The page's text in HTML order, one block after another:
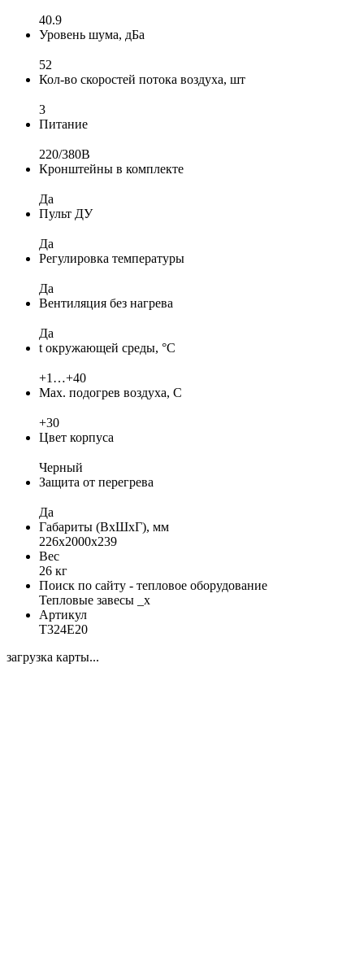
40.9
Уровень шума, дБа
52
Кол-во скоростей потока воздуха, шт
3
Питание
220/380B
Кронштейны в комплекте
Да
Пульт ДУ
Да
Регулировка температуры
Да
Вентиляция без нагрева
Да
t окружающей среды, °C
+1…+40
Max. подогрев воздуха, C
+30
Цвет корпуса
Черный
Защита от перегрева
Да
Габариты (ВхШхГ), мм
226х2000х239
Вес
26 кг
Поиск по сайту - тепловое оборудование
Тепловые завесы _x
Артикул
Т324Е20
загрузка карты...